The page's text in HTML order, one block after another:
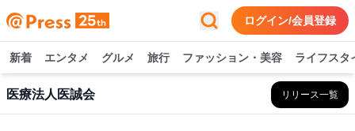
ログイン/会員登録
新着 エンタメ グルメ 旅行 ファッション・美容 ライフスタ
医療法人医誠会 リリース一覧